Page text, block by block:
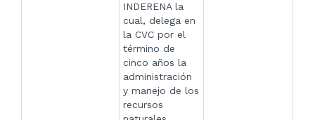
INDERENA la
cual, delega en
la CVC por el
término de
cinco años la
administración
y manejo de los
recursos